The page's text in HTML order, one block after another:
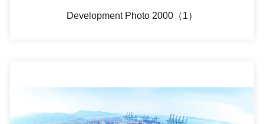
Development Photo 2000（1）